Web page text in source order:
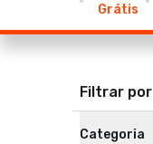
Grátis
Filtrar por
Categoria